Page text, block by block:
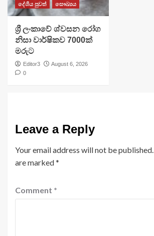
දේශීය පුවත් සෞඛ්‍යය
ශ්‍රී ලංකාවේ ශ්වසන රෝග
නිසා වාර්ෂිකව 7000ක්
මරුට
Editor3
August 6, 2026
0
Leave a Reply
Your email address will not be published.
are marked*
Comment *